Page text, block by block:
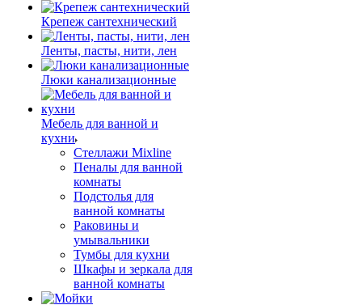
Крепеж сантехнический
Ленты, пасты, нити, лен
Люки канализационные
Мебель для ванной и
кухни
Стеллажи Mixline
Пеналы для ванной
комнаты
Подстолья для
ванной комнаты
Раковины и
умывальники
Тумбы для кухни
Шкафы и зеркала для
ванной комнаты